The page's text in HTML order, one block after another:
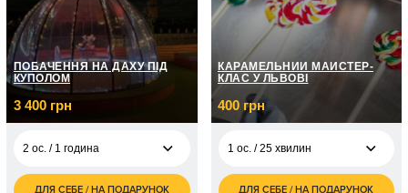
ПОБАЧЕННЯ НА ДАХУ ПІД
КУПОЛОМ
3 400 грн
2 ос. / 1 година
ДЛЯ СЕБЕ / НА ПОДАРУНОК
КАРАМЕЛЬНИЙ МАЙСТЕР-
КЛАС У ЛЬВОВІ
400 грн
1 ос. / 25 хвилин
ДЛЯ СЕБЕ / НА ПОДАРУНОК